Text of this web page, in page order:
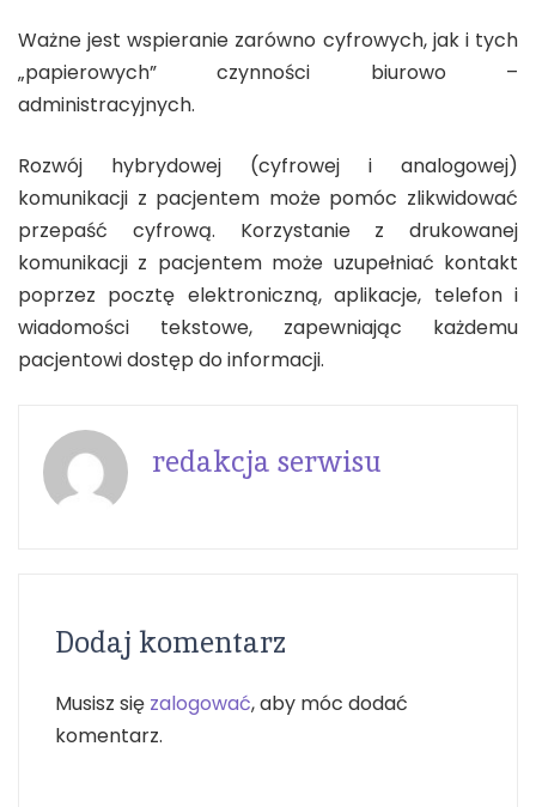
Ważne jest wspieranie zarówno cyfrowych, jak i tych
„papierowych” czynności biurowo –
administracyjnych.
Rozwój hybrydowej (cyfrowej i analogowej)
komunikacji z pacjentem może pomóc zlikwidować
przepaść cyfrową. Korzystanie z drukowanej
komunikacji z pacjentem może uzupełniać kontakt
poprzez pocztę elektroniczną, aplikacje, telefon i
wiadomości tekstowe, zapewniając każdemu
pacjentowi dostęp do informacji.
redakcja serwisu
Dodaj komentarz
Musisz się zalogować, aby móc dodać
komentarz.